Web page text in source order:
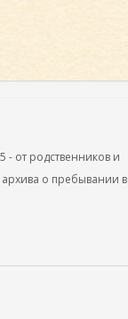
- от родственников и
архива о пребывании в